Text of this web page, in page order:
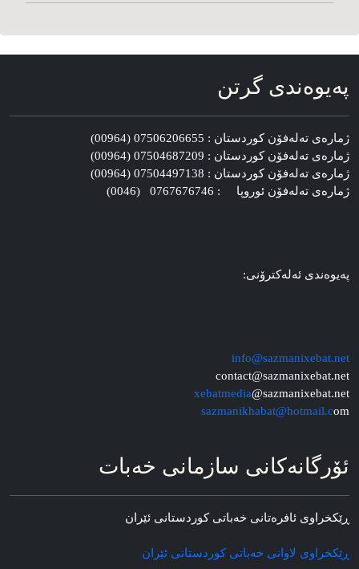
په‌یوه‌ندی گرتن
ژماره‌ی ته‌له‌فۆن کوردستان : 07506206655 (00964)
ژماره‌ی ته‌له‌فۆن کوردستان : 07504687209 (00964)
ژماره‌ی ته‌له‌فۆن کوردستان : 07504497138 (00964)
ژماره‌ی ته‌له‌فۆن ئوروپا : 0767676746 (0046)
په‌یوه‌ندی ئه‌له‌کترۆنی:
info@sazmanixebat.net
contact@sazmanixebat.net
xebatmedia@sazmanixebat.net
sazmanikhabat@hotmail.com
ئۆرگانه‌کانی سازمانی خه‌بات
ڕێکخراوی ئافره‌تانی خه‌باتی کوردستانی ئێران
ڕێکخراوی لاوانی خه‌باتی کوردستانی ئێران